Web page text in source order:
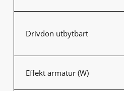
Drivdon utbytbart
Effekt armatur (W)